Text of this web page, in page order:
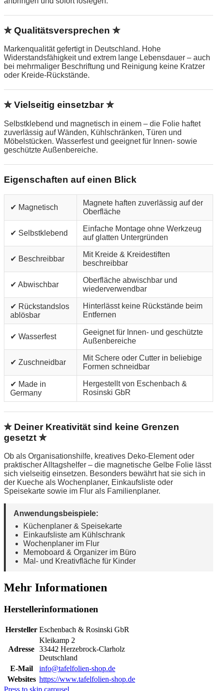
✮ Qualitätsversprechen ✮
Markenqualität gefertigt in Deutschland. Hohe
Widerstandsfähigkeit und extrem lange Lebensdauer – auch
bei mehrmaliger Beschriftung und Reinigung keine Kratzer
oder Kreide-Rückstände.
✮ Vielseitig einsetzbar ✮
Selbstklebend und magnetisch in einem – die Folie haftet
zuverlässig auf Wänden, Kühlschränken, Türen und
Möbelstücken. Wasserfest und geeignet für Innen- sowie
geschützte Außenbereiche.
Eigenschaften auf einen Blick
✔ Magnetisch
Magnete haften zuverlässig auf der
Oberfläche
✔ Selbstklebend
Einfache Montage ohne Werkzeug
auf glatten Untergründen
✔ Beschreibbar
Mit Kreide & Kreidestiften
beschreibbar
✔ Abwischbar
Oberfläche abwischbar und
wiederverwendbar
✔ Rückstandslos
ablösbar
Hinterlässt keine Rückstände beim
Entfernen
✔ Wasserfest
Geeignet für Innen- und geschützte
Außenbereiche
✔ Zuschneidbar
Mit Schere oder Cutter in beliebige
Formen schneidbar
✔ Made in
Germany
Hergestellt von Eschenbach &
Rosinski GbR
✮ Deiner Kreativität sind keine Grenzen
gesetzt ✮
Ob als Organisationshilfe, kreatives Deko-Element oder
praktischer Alltagshelfer – die magnetische Gelbe Folie lässt
sich vielseitig einsetzen. Besonders bewährt hat sie sich in
der Kueche als Wochenplaner, Einkaufsliste oder
Speisekarte sowie im Flur als Familienplaner.
Anwendungsbeispiele:
Küchenplaner & Speisekarte
Einkaufsliste am Kühlschrank
Wochenplaner im Flur
Memoboard & Organizer im Büro
Mal- und Kreativfläche für Kinder
Mehr Informationen
Herstellerinformationen
Hersteller Eschenbach & Rosinski GbR
Adresse
Kleikamp 2
33442 Herzebrock-Clarholz
Deutschland
E-Mail
info@tafelfolien-shop.de
Websites https://www.tafelfolien-shop.de
Press to skip carousel